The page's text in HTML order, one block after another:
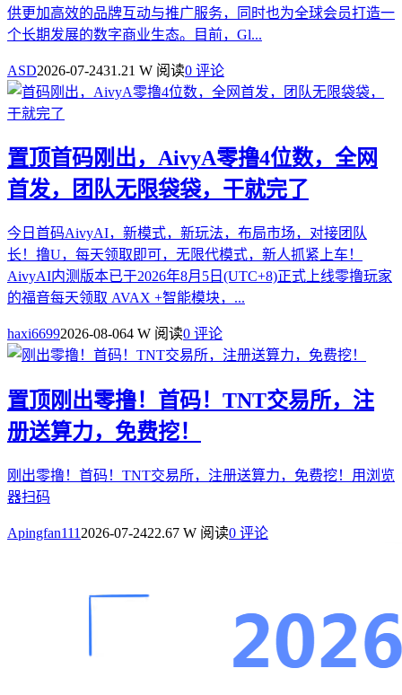
供更加高效的品牌互动与推广服务，同时也为全球会员打造一
个长期发展的数字商业生态。目前，Gl...
ASD2026-07-2431.21 W 阅读0 评论
置顶首码刚出，AivyA零撸4位数，全网
首发，团队无限袋袋，干就完了
今日首码AivyAI，新模式，新玩法，布局市场，对接团队
长！撸U，每天领取即可，无限代模式，新人抓紧上车！
AivyAI内测版本已于2026年8月5日(UTC+8)正式上线零撸玩家
的福音每天领取 AVAX +智能模块，...
haxi66992026-08-064 W 阅读0 评论
置顶刚出零撸！首码！TNT交易所，注
册送算力，免费挖！
刚出零撸！首码！TNT交易所，注册送算力，免费挖！用浏览
器扫码
Apingfan111 2026-07-2422.67 W 阅读0 评论